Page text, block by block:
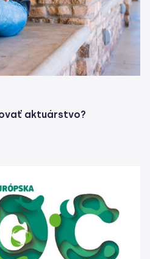
aktuárstvo?